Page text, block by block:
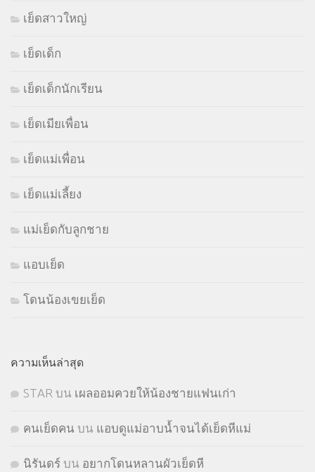
เย็ดสาวใหญ่
เย็ดเด็ก
เย็ดเด็กนักเรียน
เย็ดเมียเพื่อน
เย็ดแม่เพื่อน
เย็ดแม่เลี้ยง
แม่เย็ดกับลูกชาย
แอบเย็ด
โดนน้องเขยเย็ด
ความเห็นล่าสุด
STㅤAR บน เผลออมควยให้น้องชายแฟนเก่า
คนเย็ดคน บน แอบดูแม่อาบน้ำจนได้เย็ดหีแม่
นิรันดร์ บน อยากโดนหลานผัวเย็ดหี